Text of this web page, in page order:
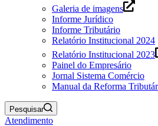
Galeria de imagens
Informe Jurídico
Informe Tributário
Relatório Institucional 2024
Relatório Institucional 2023
Painel do Empresário
Jornal Sistema Comércio
Manual da Reforma
Pesquisar
Atendimento